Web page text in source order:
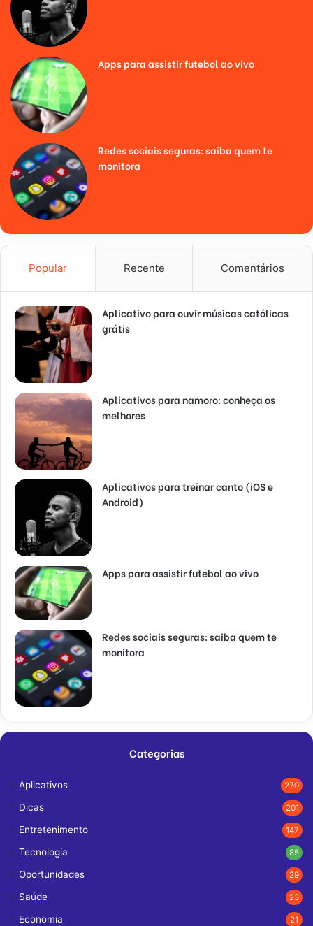
Apps para assistir futebol ao vivo
Redes sociais seguras: saiba quem te
monitora
Popular Recente Comentários
Aplicativo para ouvir músicas católicas
grátis
Aplicativos para namoro: conheça os
melhores
Aplicativos para treinar canto (iOS e
Android)
Apps para assistir futebol ao vivo
Redes sociais seguras: saiba quem te
monitora
Categorias
Aplicativos 270
Dicas 201
Entretenimento 147
Tecnologia 85
Oportunidades 29
Saúde 23
Economia 21